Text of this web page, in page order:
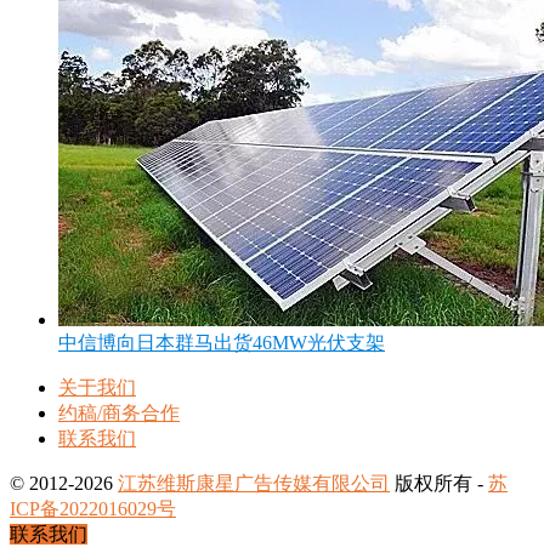
中信博向日本群马出货46MW光伏支架
关于我们
约稿/商务合作
联系我们
© 2012-2026 江苏维斯康星广告传媒有限公司 版权所有 - 苏
ICP备2022016029号
联系我们